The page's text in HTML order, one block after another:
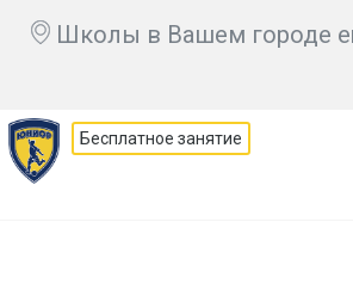
Школы в Вашем городе
Бесплатное занятие